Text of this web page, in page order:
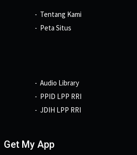
Tentang Kami
Peta Situs
Audio Library
PPID LPP RRI
JDIH LPP RRI
Get My App